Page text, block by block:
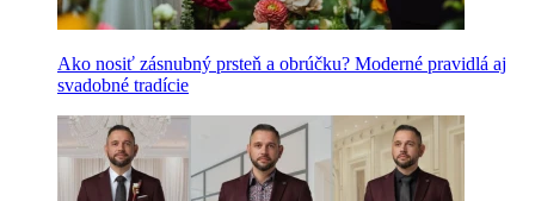
Ako nosiť zásnubný prsteň a obrúčku? Moderné pravidlá aj
svadobné tradície